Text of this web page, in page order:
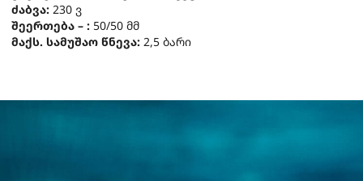
ძაბვა: 230 ვ
შეერთება – : 50/50 მმ
მაქს. სამუშაო წნევა: 2,5 ბარი